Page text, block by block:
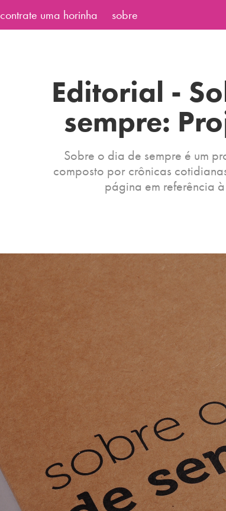
contrate uma horinha sobre
Editorial -
sempre:
Sobre o dia de sempre é um
composto por crônicas
página em referência